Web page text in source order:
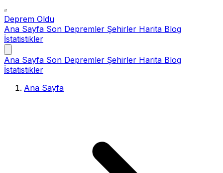
Deprem Oldu
Ana Sayfa Son Depremler Şehirler Harita Blog
İstatistikler
Ana Sayfa Son Depremler Şehirler Harita Blog
İstatistikler
Ana Sayfa